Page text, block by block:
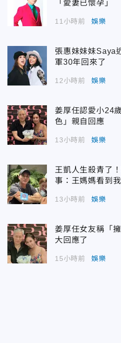
「愛妻已懷孕」
11小時前 娛樂
張惠妹妹妹Saya
軍30年回來了
12小時前 娛樂
姜厚任認愛小24
色」親自回應
13小時前 娛樂
王凱人生殺青了
事：王媽媽看到
13小時前 娛樂
姜厚任女友稱「
大回應了
15小時前 娛樂